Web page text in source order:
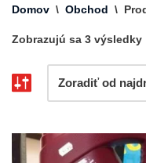
Domov \ Obchod \
Zobrazujú sa 3 výsledky